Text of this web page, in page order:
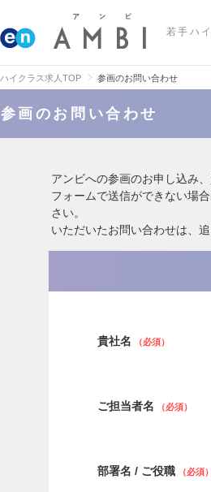
若手ハ
ハイクラス求人TOP 参画のお問い合わせ
参画のお問い合わせ
アンビへの参画のお申し込み
フォームで送信ができない場
さい。
いただいたお問い合わせは、
貴社名
ご担当者名
部署名 / ご役職